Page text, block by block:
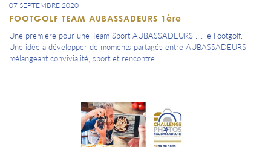
07 SEPTEMBRE 2020
FOOTGOLF TEAM AUBASSADEURS 1ère
Une première pour une Team Sport AUBASSADEURS .... le Footgolf.
Une idée a développer de moments partagés entre AUBASSADEURS
mélangeant convivialité, sport et rencontre.